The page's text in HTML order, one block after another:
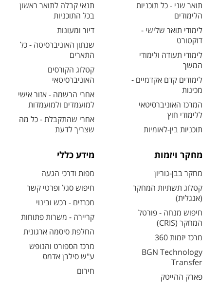
תואר שני - כל תוכניות
הלימודים
לימודי תואר שלישי -
דוקטורט
לימודי תעודה ולימודי
המשך
לימודים קדם אקדמיים -
מכינות
המרכז האוניברסיטאי
ללימודי חוץ
תוכניות בין-לאומיות
תנאי קבלה לתואר ראשון
בכל התוכניות
דיור ומעונות
שנתון האוניברסיטה - כל
התארים
קטלוג הקורסים
האוניברסיטאי
אחרי הרשמה - אזור אישי
למועמדים ולמועמדות
אחרי שהתקבלת - כל מה
שצריך לדעת
מחקר ויזמות
מחקר בבן-גוריון
קטלוג תשתיות המחקר
(אנגלית)
חיפוש מנחה - פורטל
המחקר (CRIS)
מרכז יזמות 360
BGN Technology
Transfer
פארק ההייטק
מידע כללי
מפות ודרכי הגעה
חיפוש סגל ופרטי קשר
מכרזים - רכש ובינוי
קריירה - משרות פתוחות
החלפת סיסמה ארגונית
מרכז הספורט והנופש
ע"ש סילבן אדמס
חירום